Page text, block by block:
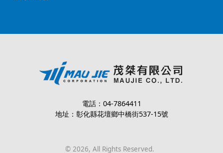
電話：04-7864411
地址：彰化縣花壇鄉中橋街537-15號
© 2026, All Rights Reserved.